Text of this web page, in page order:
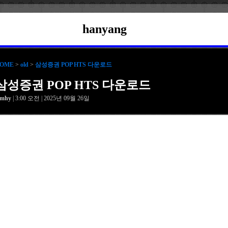
hanyang
> old > 삼성증권 POP HTS 다운로드
성증권 POP HTS 다운로드
| 3:00 오전 | 2025년 09월 26일